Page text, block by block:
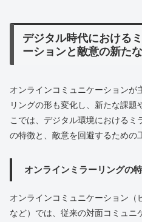
デジタル時代における
ーションと敵意の新た
オンラインコミュニケーションが
リングの形も変化し、新たな課題
こでは、デジタル環境におけるミ
の特徴と、敵意を回避するための
オンラインミラーリングの
オンラインコミュニケーション（
など）では、従来の対面コミュニ